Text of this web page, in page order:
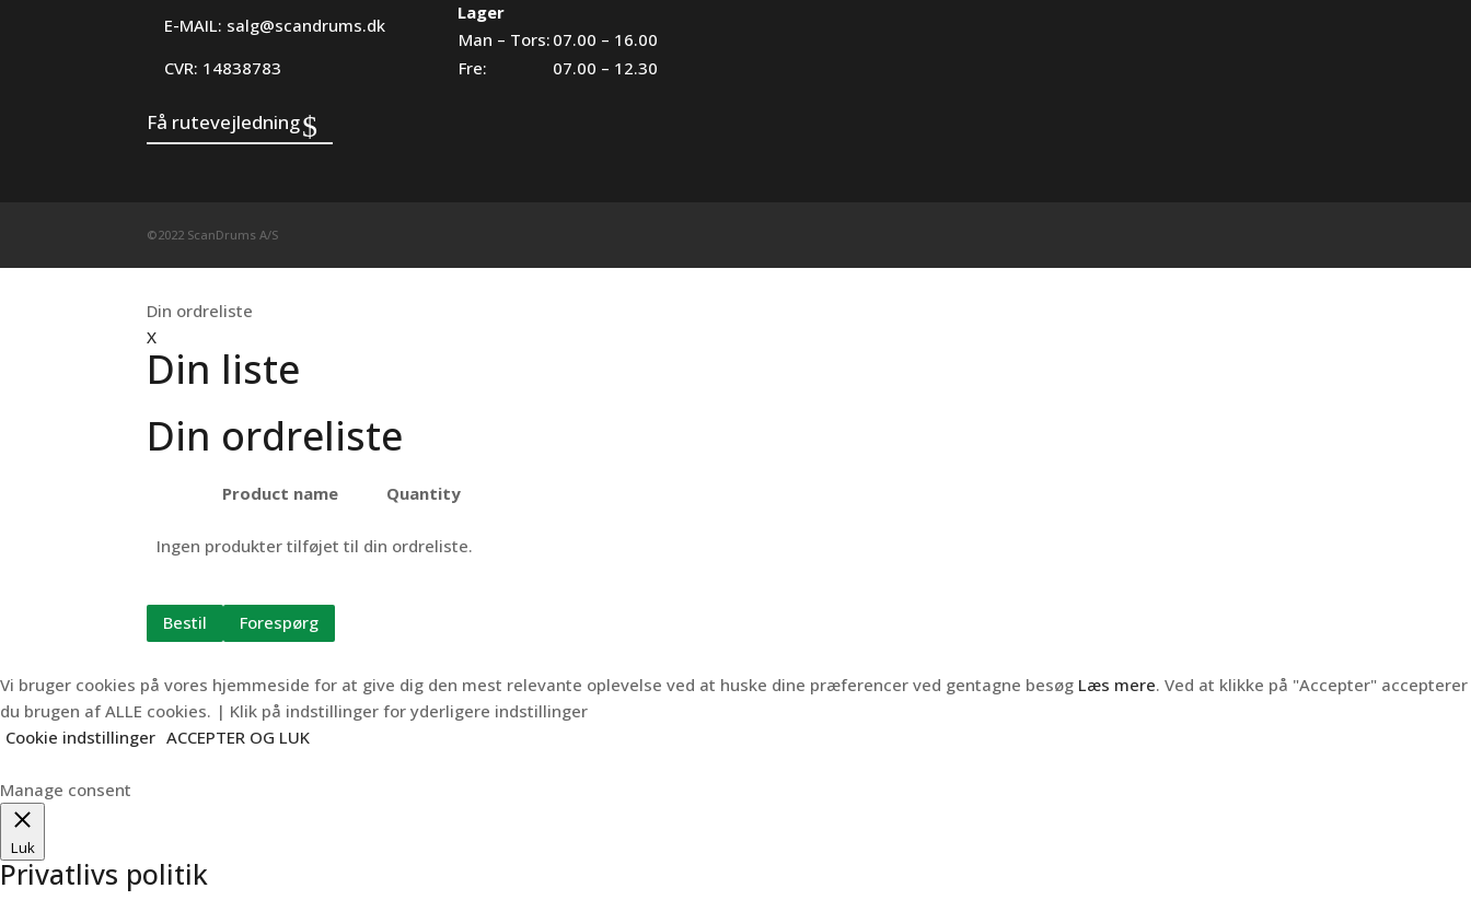
E-MAIL: salg@scandrums.dk
CVR: 14838783
Få rutevejledning
Lager
Man – Tors: 07.00 – 16.00
Fre:
07.00 – 12.30
©2022 ScanDrums A/S
Din ordreliste
X
Din liste
Din ordreliste
Product name Quantity
Ingen produkter tilføjet til din ordreliste.
Bestil Forespørg
Vi bruger cookies på vores hjemmeside for at give dig den mest relevante oplevelse ved at huske dine præferencer ved gentagne besøg Læs mere. Ved at klikke på "Accepter" accepterer
du brugen af ALLE cookies. | Klik på indstillinger for yderligere indstillinger
Cookie indstillinger ACCEPTER OG LUK
Manage consent
Luk
Privatlivs politik